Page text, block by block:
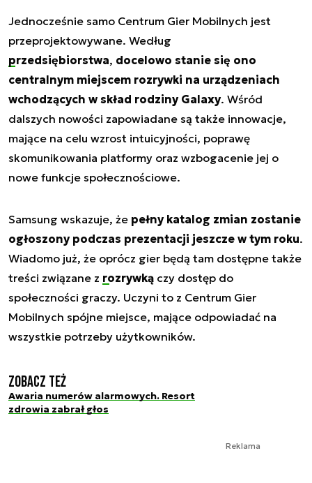
Jednocześnie samo Centrum Gier Mobilnych jest
przeprojektowywane. Według
przedsiębiorstwa, docelowo stanie się ono
centralnym miejscem rozrywki na urządzeniach
wchodzących w skład rodziny Galaxy. Wśród
dalszych nowości zapowiadane są także innowacje,
mające na celu wzrost intuicyjności, poprawę
skomunikowania platformy oraz wzbogacenie jej o
nowe funkcje społecznościowe.
Samsung wskazuje, że pełny katalog zmian zostanie
ogłoszony podczas prezentacji jeszcze w tym roku.
Wiadomo już, że oprócz gier będą tam dostępne także
treści związane z rozrywką czy dostęp do
społeczności graczy. Uczyni to z Centrum Gier
Mobilnych spójne miejsce, mające odpowiadać na
wszystkie potrzeby użytkowników.
Zobacz też
Awaria numerów alarmowych. Resort
zdrowia zabrał głos
Reklama